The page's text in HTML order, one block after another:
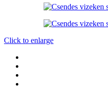
Click to enlarge